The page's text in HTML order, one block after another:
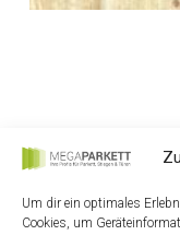
Um dir ein optimales
Cookies, um